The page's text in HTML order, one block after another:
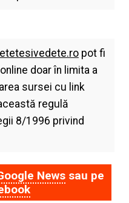
pot fi
doar în limita a
sursei cu link
regulă
8/1996 privind
Newssau pe